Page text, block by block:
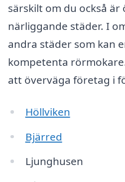
särskilt om du också
närliggande städer. I
andra städer som kan
kompetenta
att överväga företag i
Höllviken
Bjärred
Ljunghusen